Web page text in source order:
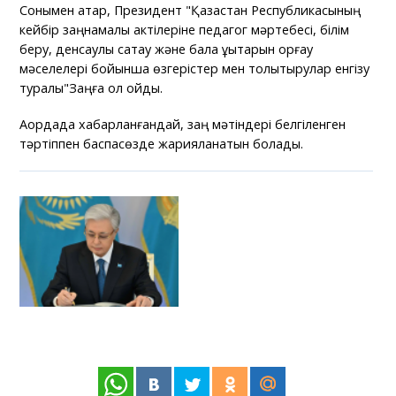
Сонымен қатар, Президент "Қазақстан Республикасының
кейбір заңнамалық актілеріне педагог мәртебесі, білім
беру, денсаулық сақтау және бала құқықтарын қорғау
мәселелері бойынша өзгерістер мен толықтырулар енгізу
туралы"Заңға қол қойды.
Ақордада хабарланғандай, заң мәтіндері белгіленген
тәртіппен баспасөзде жарияланатын болады.